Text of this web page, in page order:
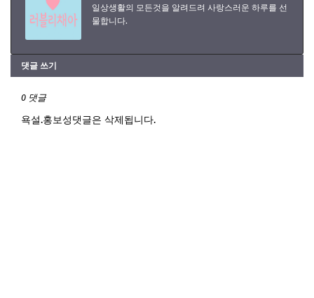
일상생활의 모든것을 알려드려 사랑스러운 하루를 선
물합니다.
댓글 쓰기
0 댓글
욕설.홍보성댓글은 삭제됩니다.